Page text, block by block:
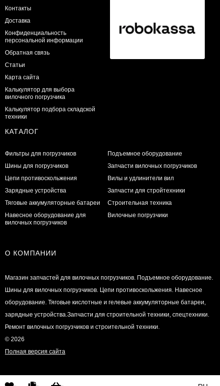
Контакты
Доставка
Конфиденциальность
персональной информации
Обратная связь
Статьи
Карта сайта
Калькулятор для выбора
вилочного погрузчика
Калькулятор подбора складской
техники
КАТАЛОГ
Фильтры для погрузчиков
Шины для погрузчиков
Цепи противоскольжения
Зарядные устройства
Тяговые аккумуляторные батареи
Навесное оборудование для
вилочных погрузчиков
Подъемное оборудование
Запчасти вилочных погрузчиков
Вилы и удлинители вил
Запчасти для стройтехники
Строительная техника
Вилочные погрузчики
О КОМПАНИИ
Магазин запчастей для вилочных погрузчиков. Подъемное оборудование.
Шины для вилочных погрузчиков. Цепи противоскольжения. Навесное
оборудование. Тяговые кислотные и гелевые аккумуляторные батареи,
зарядные устройства.Запчасти для строительной техники, спецтехники.
Ремонт вилочных погрузчиков и строительной техники.
© 2026
Полная версия сайта